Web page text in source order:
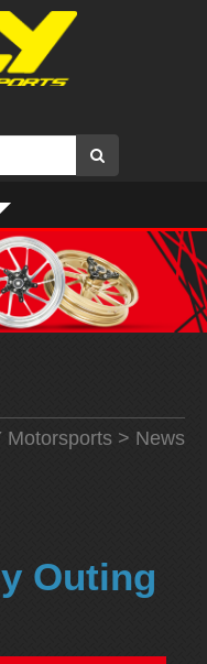
Motorsports> News
Outing